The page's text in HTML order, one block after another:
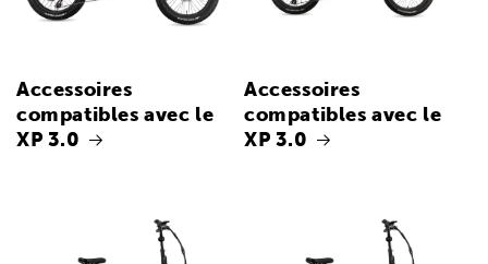
Accessoires
compatibles avec le
XP 3.0
Accessoires
compatibles avec le
XP 3.0